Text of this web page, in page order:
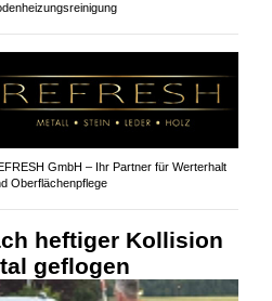
GmbH – Ihr Partner für Werterhalt
Oberflächenpflege
heftiger Kollision
geflogen